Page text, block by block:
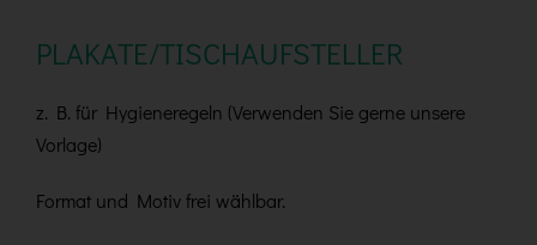
PLAKATE/TISCHAUFSTELLER
z. B. für Hygieneregeln (Verwenden Sie gerne unsere
Vorlage)
Format und Motiv frei wählbar.